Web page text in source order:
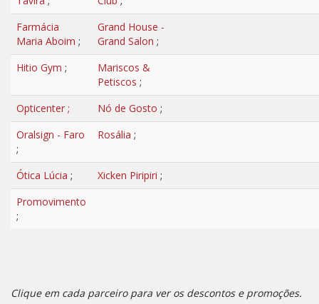
Farmácia
Maria Aboim ;
Grand House -
Grand Salon ;
Hitio Gym ;
Mariscos &
Petiscos ;
Opticenter ; Nó de Gosto ;
Oralsign - Faro
;
Rosália ;
Ótica Lúcia ; Xicken Piripiri ;
Promovimento
;
Clique em cada parceiro para ver os descontos e promoções.